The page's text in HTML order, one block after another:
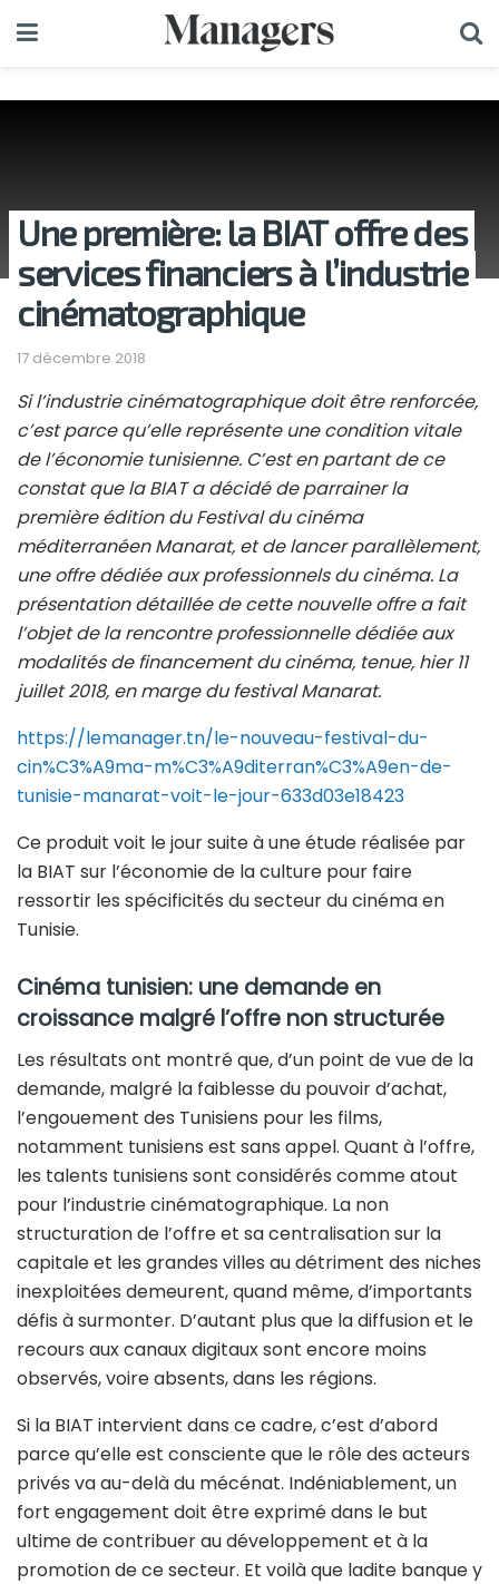
Une première: la BIAT offre des
services financiers à l’industrie
cinématographique
17 décembre 2018
Si l’industrie cinématographique doit être renforcée,
c’est parce qu’elle représente une condition vitale
de l’économie tunisienne. C’est en partant de ce
constat que la BIAT a décidé de parrainer la
première édition du Festival du cinéma
méditerranéen Manarat, et de lancer parallèlement,
une offre dédiée aux professionnels du cinéma. La
présentation détaillée de cette nouvelle offre a fait
l’objet de la rencontre professionnelle dédiée aux
modalités de financement du cinéma, tenue, hier 11
juillet 2018, en marge du festival Manarat.
https://lemanager.tn/le-nouveau-festival-du-
cin%C3%A9ma-m%C3%A9diterran%C3%A9en-de-
tunisie-manarat-voit-le-jour-633d03e18423
Ce produit voit le jour suite à une étude réalisée par
la BIAT sur l’économie de la culture pour faire
ressortir les spécificités du secteur du cinéma en
Tunisie.
Cinéma tunisien: une demande en
croissance malgré l’offre non structurée
Les résultats ont montré que, d’un point de vue de la
demande, malgré la faiblesse du pouvoir d’achat,
l’engouement des Tunisiens pour les films,
notamment tunisiens est sans appel. Quant à l’offre,
les talents tunisiens sont considérés comme atout
pour l’industrie cinématographique. La non
structuration de l’offre et sa centralisation sur la
capitale et les grandes villes au détriment des niches
inexploitées demeurent, quand même, d’importants
défis à surmonter. D’autant plus que la diffusion et le
recours aux canaux digitaux sont encore moins
observés, voire absents, dans les régions.
Si la BIAT intervient dans ce cadre, c’est d’abord
parce qu’elle est consciente que le rôle des acteurs
privés va au-delà du mécénat. Indéniablement, un
fort engagement doit être exprimé dans le but
ultime de contribuer au développement et à la
promotion de ce secteur. Et voilà que ladite banque y